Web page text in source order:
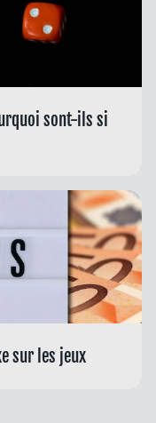
sont-ils si
sur les jeux